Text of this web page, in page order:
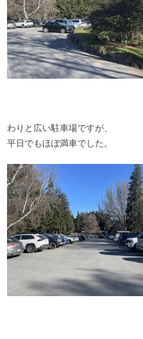
わりと広い駐車場ですが、
平日でもほぼ満車でした。